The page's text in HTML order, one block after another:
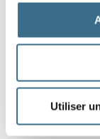
Utiliser
DONE!